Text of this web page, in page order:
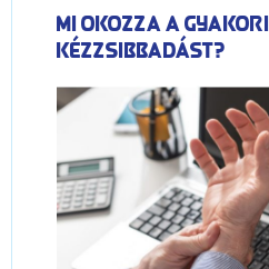
Mi okozza a gyakori
kézzsibbadást?